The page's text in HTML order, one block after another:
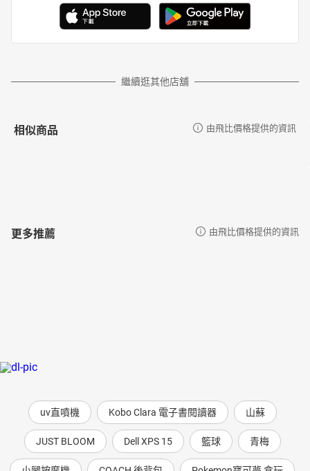
繼續逛其他店舖
相似商品 由飛比價格提供的資訊
更多推薦 由飛比價格提供的資訊
uv直噴機 Kobo Clara 電子書閱讀器 山蘇
JUST BLOOM Dell XPS 15 籃球 青梅